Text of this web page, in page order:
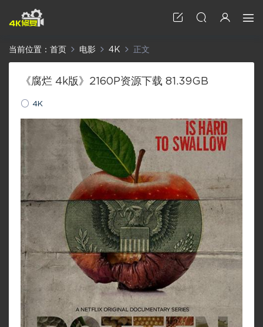
当前位置： 首页 电影 4K 正文
《腐烂 4k版》2160P资源下载 81.39GB
4K